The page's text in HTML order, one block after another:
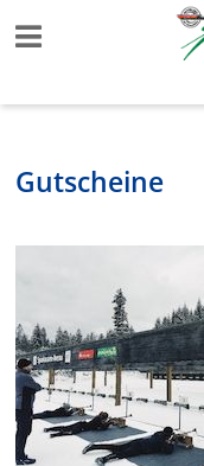
Gutscheine